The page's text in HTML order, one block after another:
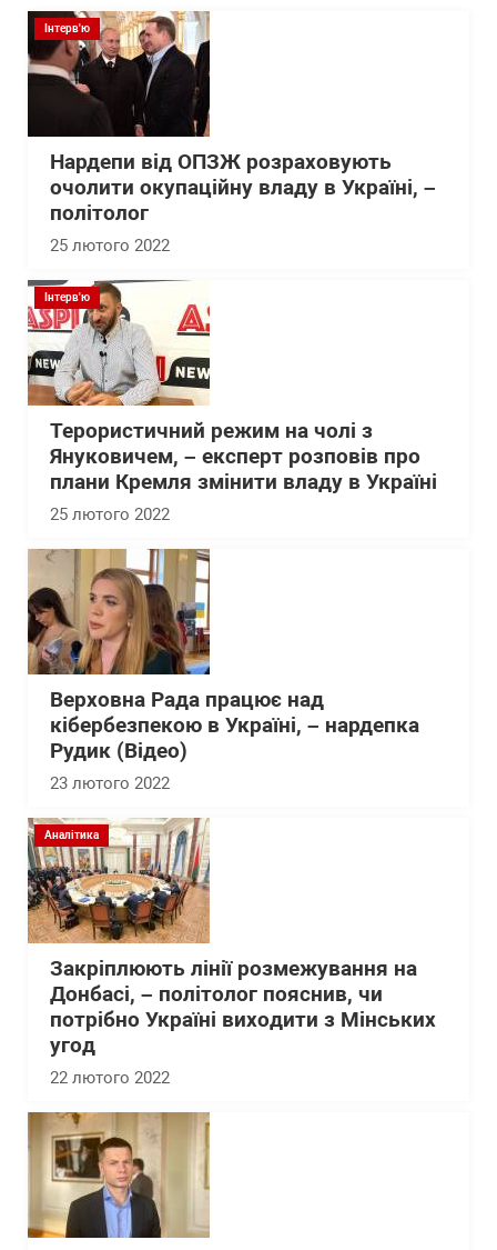
Інтерв'ю
Нардепи від ОПЗЖ розраховують
очолити окупаційну владу в Україні, –
політолог
25 лютого 2022
Інтерв'ю
Терористичний режим на чолі з
Януковичем, – експерт розповів про
плани Кремля змінити владу в Україні
25 лютого 2022
Верховна Рада працює над
кібербезпекою в Україні, – нардепка
Рудик (Відео)
23 лютого 2022
Аналітика
Закріплюють лінії розмежування на
Донбасі, – політолог пояснив, чи
потрібно Україні виходити з Мінських
угод
22 лютого 2022